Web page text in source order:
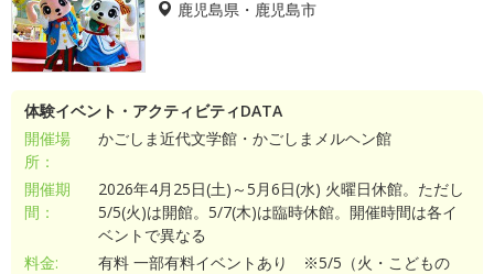
鹿児島県・鹿児島市
体験イベント・アクティビティDATA
開催場
所：
かごしま近代文学館・かごしまメルヘン館
開催期
間：
2026年4月25日(土)～5月6日(水) 火曜日休館。ただし
5/5(火)は開館。5/7(木)は臨時休館。開催時間は各イ
ベントで異なる
料金:
有料 一部有料イベントあり ※5/5（火・こどもの